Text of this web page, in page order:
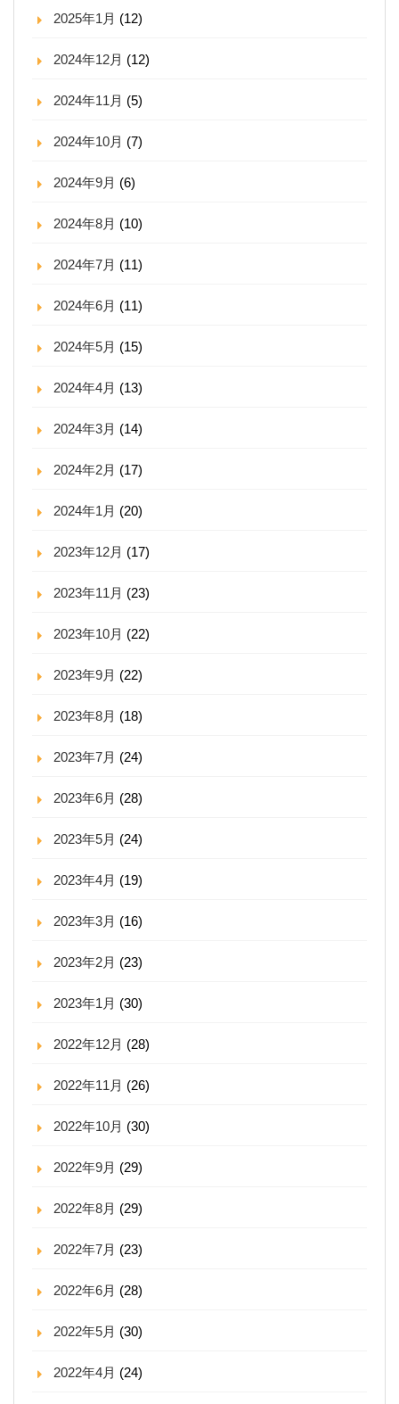
2025年1月 (12)
2024年12月 (12)
2024年11月 (5)
2024年10月 (7)
2024年9月 (6)
2024年8月 (10)
2024年7月 (11)
2024年6月 (11)
2024年5月 (15)
2024年4月 (13)
2024年3月 (14)
2024年2月 (17)
2024年1月 (20)
2023年12月 (17)
2023年11月 (23)
2023年10月 (22)
2023年9月 (22)
2023年8月 (18)
2023年7月 (24)
2023年6月 (28)
2023年5月 (24)
2023年4月 (19)
2023年3月 (16)
2023年2月 (23)
2023年1月 (30)
2022年12月 (28)
2022年11月 (26)
2022年10月 (30)
2022年9月 (29)
2022年8月 (29)
2022年7月 (23)
2022年6月 (28)
2022年5月 (30)
2022年4月 (24)